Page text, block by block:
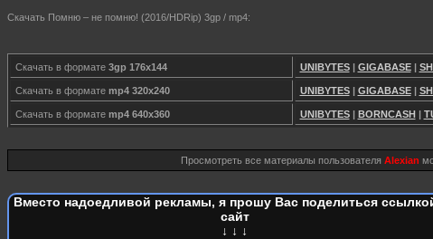
Скачать Помню – не помню! (2016/HDRip) 3gp / mp4:
Скачать в формате 3gp 176x144 UNIBYTES| GIGABASE|
Скачать в формате mp4 320x240 UNIBYTES| GIGABASE|
Скачать в формате mp4 640x360 UNIBYTES| BORNCASH|
Просмотреть все материалы пользователя Alexian
Вместо надоедливой рекламы, я прошу Вас поделиться
сайт
↓ ↓ ↓